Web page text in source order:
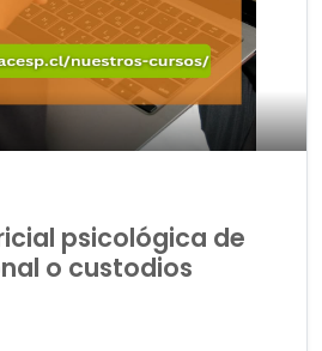
psicológica de
o custodios